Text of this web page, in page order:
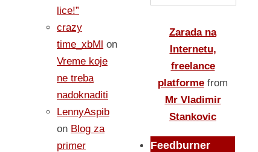
lice!”
crazy
time_xbMl on
Vreme koje
ne treba
nadoknaditi
LennyAspib
on Blog za
primer
Zarada na
Internetu,
freelance
platforme from
Mr Vladimir
Stankovic
Feedburner